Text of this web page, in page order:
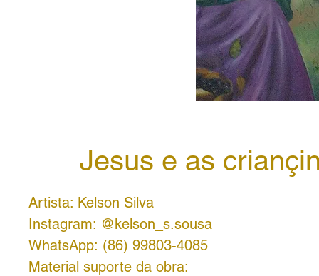
Jesus e as
Artista: Kelson Silva
Instagram: @kelson_s.sousa
WhatsApp: (86) 99803-4085
Material suporte da obra: